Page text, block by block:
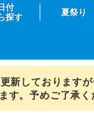
付
探す
夏祭り
新しております
す。予めご了承く